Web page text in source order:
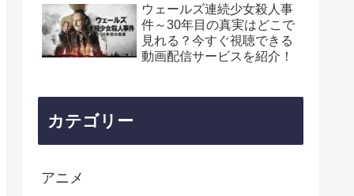
ウェールズ連続少女殺人事
件～30年目の真実はどこで
見れる？今すぐ視聴できる
動画配信サービスを紹介！
カテゴリー
アニメ